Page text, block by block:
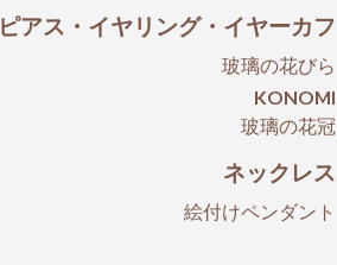
ピアス・イヤリング・イヤーカフ
玻璃の花びら
KONOMI
玻璃の花冠
ネックレス
絵付けペンダント